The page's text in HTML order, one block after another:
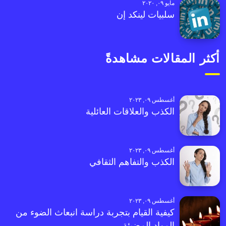
مايو ٠٩, ٢٠٢٠
سلبيات لينكد إن
أكثر المقالات مشاهدةً
أغسطس ٠٩, ٢٠٢٣
الكذب والعلاقات العائلية
أغسطس ٠٩, ٢٠٢٣
الكذب والتفاهم الثقافي
أغسطس ٠٩, ٢٠٢٣
كيفية القيام بتجربة دراسة انبعاث الضوء من